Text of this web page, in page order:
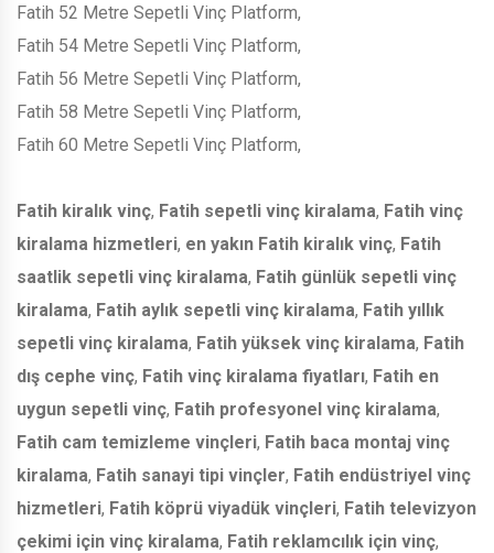
Fatih 52 Metre Sepetli Vinç Platform,
Fatih 54 Metre Sepetli Vinç Platform,
Fatih 56 Metre Sepetli Vinç Platform,
Fatih 58 Metre Sepetli Vinç Platform,
Fatih 60 Metre Sepetli Vinç Platform,
Fatih kiralık vinç, Fatih sepetli vinç kiralama, Fatih vinç
kiralama hizmetleri, en yakın Fatih kiralık vinç, Fatih
saatlik sepetli vinç kiralama, Fatih günlük sepetli vinç
kiralama, Fatih aylık sepetli vinç kiralama, Fatih yıllık
sepetli vinç kiralama, Fatih yüksek vinç kiralama, Fatih
dış cephe vinç, Fatih vinç kiralama fiyatları, Fatih en
uygun sepetli vinç, Fatih profesyonel vinç kiralama,
Fatih cam temizleme vinçleri, Fatih baca montaj vinç
kiralama, Fatih sanayi tipi vinçler, Fatih endüstriyel vinç
hizmetleri, Fatih köprü viyadük vinçleri, Fatih televizyon
çekimi için vinç kiralama, Fatih reklamcılık için vinç,